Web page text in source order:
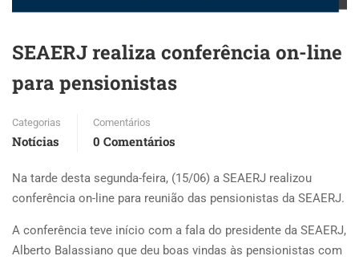
SEAERJ realiza conferência on-line
para pensionistas
Categorias
Notícias
Comentários
0 Comentários
Na tarde desta segunda-feira, (15/06) a SEAERJ realizou
conferência on-line para reunião das pensionistas da SEAERJ.
A conferência teve início com a fala do presidente da SEAERJ,
Alberto Balassiano que deu boas vindas às pensionistas com